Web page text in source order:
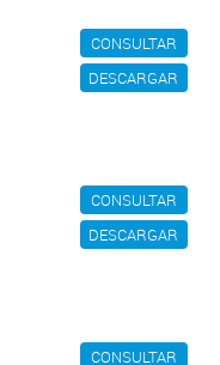
CONSULTAR
DESCARGAR
CONSULTAR
DESCARGAR
CONSULTAR